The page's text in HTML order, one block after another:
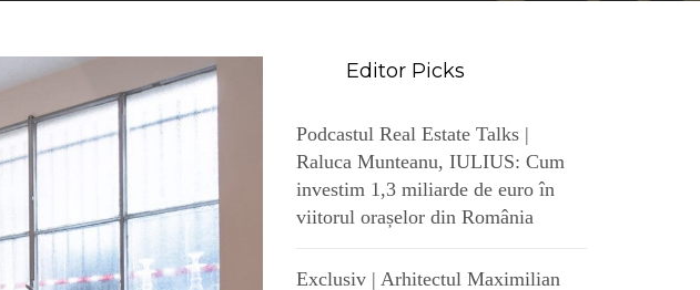
Editor Picks
Podcastul Real Estate Talks |
Raluca Munteanu, IULIUS: Cum
investim 1,3 miliarde de euro în
viitorul orașelor din România
Exclusiv | Arhitectul Maximilian